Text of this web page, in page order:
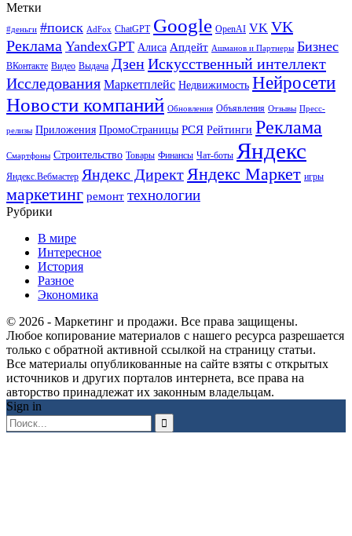
Метки
#деньги #поиск AdFox ChatGPT Google OpenAI VK VK
Реклама YandexGPT Алиса Апдейт Ашманов и Партнеры Бизнес
ВКонтакте Видео Выдача ДзенИскусственный интеллект
Исследования Маркетплейс Недвижимость Нейросети
Новости компаний Обновления Объявления Отзывы Пресс-
релизы Приложения ПромоСтраницы РСЯ Рейтинги Реклама
Смартфоны Строительство Товары Финансы Чат-боты Яндекс
Яндекс.Вебмастер Яндекс ДиректЯндекс Маркет игры
маркетинг ремонт технологии
Рубрики
В мире
Интересное
История
Разное
Экономика
© 2026 - Маркетинг и продажи. Все права защищены.
Любое копирование материалов с нашего ресурса разрешается
только с обратной активной ссылкой на страницу статьи.
Все материалы опубликованные на сайте взяты с открытых
источников и других порталов интернета, все права на
авторство принадлежат их законным владельцам.
Sign in